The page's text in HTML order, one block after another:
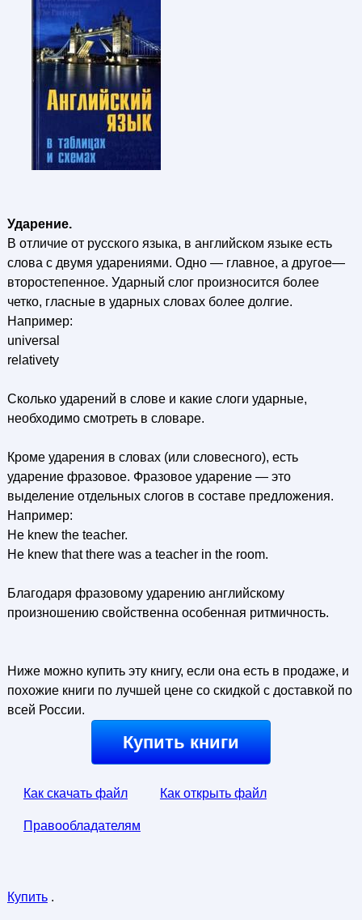
Ударение.
В отличие от русского языка, в английском языке есть
слова с двумя ударениями. Одно — главное, а другое—
второстепенное. Ударный слог произносится более
четко, гласные в ударных словах более долгие.
Например:
universal
relativety
Сколько ударений в слове и какие слоги ударные,
необходимо смотреть в словаре.
Кроме ударения в словах (или словесного), есть
ударение фразовое. Фразовое ударение — это
выделение отдельных слогов в составе предложения.
Например:
Не knew the teacher.
Не knew that there was a teacher in the room.
Благодаря фразовому ударению английскому
произношению свойственна особенная ритмичность.
Ниже можно купить эту книгу, если она есть в продаже, и
похожие книги по лучшей цене со скидкой с доставкой по
всей России.
Купить книги
Как скачать файл Как открыть файл
Правообладателям
Купить.